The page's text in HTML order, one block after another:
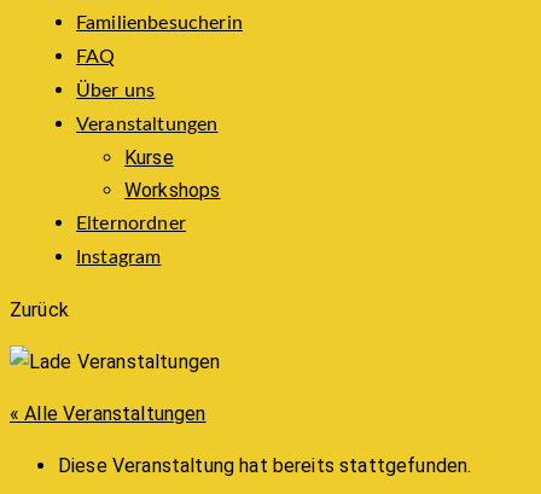
Familienbesucherin
FAQ
Über uns
Veranstaltungen
Kurse
Workshops
Elternordner
Instagram
Zurück
« Alle Veranstaltungen
Diese Veranstaltung hat bereits stattgefunden.